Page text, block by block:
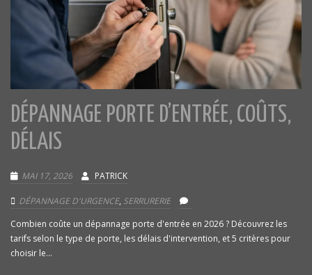
DÉPANNAGE PORTE D’ENTRÉE, COÛTS,
DÉLAIS
MAI 17, 2026 PATRICK
DÉPANNAGE D'URGENCE, SERRURERIE
Combien coûte un dépannage porte d'entrée en 2026 ? Découvrez les
tarifs selon le type de porte, les délais d'intervention, et 5 critères pour
choisir le...